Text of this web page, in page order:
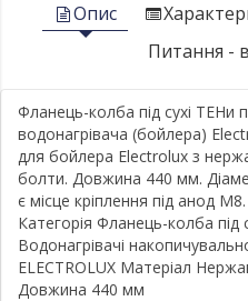
Опис
Питання -
Фланець-колба під сухі ТЕНи
водонагрівача (бойлера)
для бойлера Electrolux з
болти. Довжина 440 мм.
є місце кріплення під анод
Категорія Фланець-колба під
Водонагрівачі
ELECTROLUX Матеріал
Довжина 440 мм